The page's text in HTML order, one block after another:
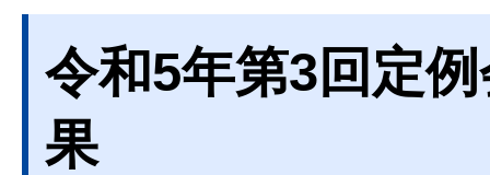
令和5年第3回定
果